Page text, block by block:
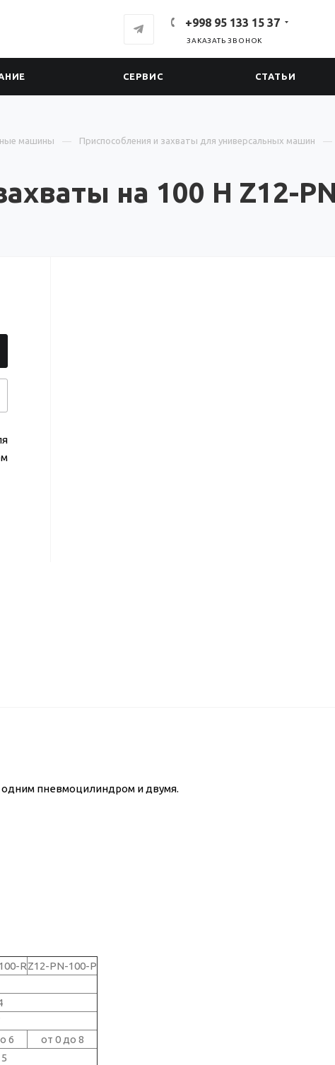
+998 95 133 15 37
ЗАКАЗАТЬ ЗВОНОК
СЕРВИС СТАТЬИ
машины Приспособления и захваты для универсальных машин
на 100 Н Z12-
одним пневмоцилиндром и двумя.
RZ12-PN-100-P
6
от 0 до 8